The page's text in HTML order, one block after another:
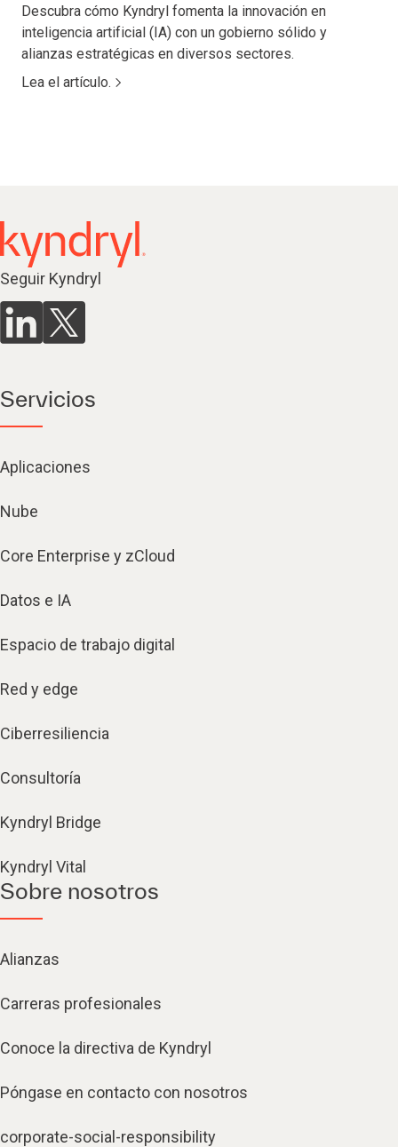
Descubra cómo Kyndryl fomenta la innovación en
inteligencia artificial (IA) con un gobierno sólido y
alianzas estratégicas en diversos sectores.
Lea el artículo.
Seguir Kyndryl
Servicios
Aplicaciones
Nube
Core Enterprise y zCloud
Datos e IA
Espacio de trabajo digital
Red y edge
Ciberresiliencia
Consultoría
Kyndryl Bridge
Kyndryl Vital
Sobre nosotros
Alianzas
Carreras profesionales
Conoce la directiva de Kyndryl
Póngase en contacto con nosotros
corporate-social-responsibility